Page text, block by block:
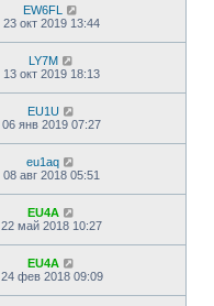
EW6FL
23 окт 2019 13:44
LY7M
13 окт 2019 18:13
EU1U
06 янв 2019 07:27
eu1aq
08 авг 2018 05:51
EU4A
22 май 2018 10:27
EU4A
24 фев 2018 09:09